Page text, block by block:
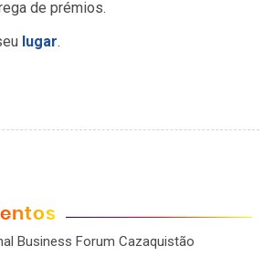
de prémios.
lugar.
Business Forum Cazaquistão